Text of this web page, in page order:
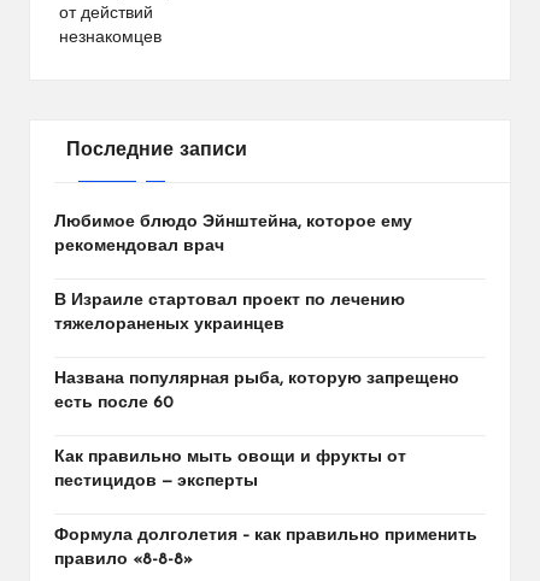
от действий
незнакомцев
Последние записи
Любимое блюдо Эйнштейна, которое ему
рекомендовал врач
В Израиле стартовал проект по лечению
тяжелораненых украинцев
Названа популярная рыба, которую запрещено
есть после 60
Как правильно мыть овощи и фрукты от
пестицидов — эксперты
Формула долголетия – как правильно применить
правило «8-8-8»